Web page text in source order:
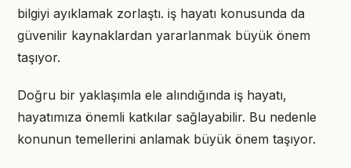
bilgiyi ayıklamak zorlaştı. iş hayatı konusunda da
güvenilir kaynaklardan yararlanmak büyük önem
taşıyor.
Doğru bir yaklaşımla ele alındığında iş hayatı,
hayatımıza önemli katkılar sağlayabilir. Bu nedenle
konunun temellerini anlamak büyük önem taşıyor.